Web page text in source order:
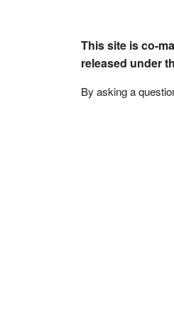
This site is co-
released under
By asking a